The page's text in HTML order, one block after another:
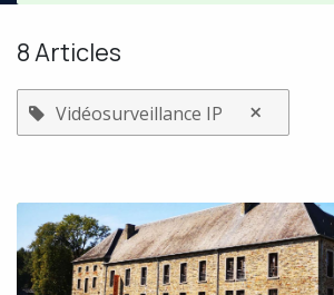
8 Articles
Vidéosurveillance IP ×